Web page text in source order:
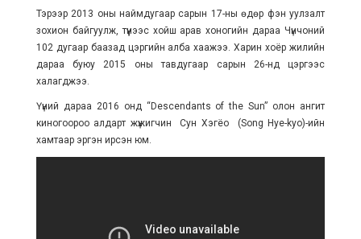
Тэрээр 2013 оны наймдугаар сарын 17-ны өдөр фэн уулзалт
зохион байгуулж, түүнээс хойш арав хоногийн дараа Чүнчоний
102 дугаар баазад цэргийн алба хаажээ. Харин хоёр жилийн
дараа буюу 2015 оны тавдугаар сарын 26-нд цэргээс
халагджээ.
Үүний дараа 2016 онд “Descendants of the Sun” олон ангит
киногоороо алдарт жүжигчин Сун Хэгёо (Song Hye-kyo)-ийн
хамтаар эргэн ирсэн юм.